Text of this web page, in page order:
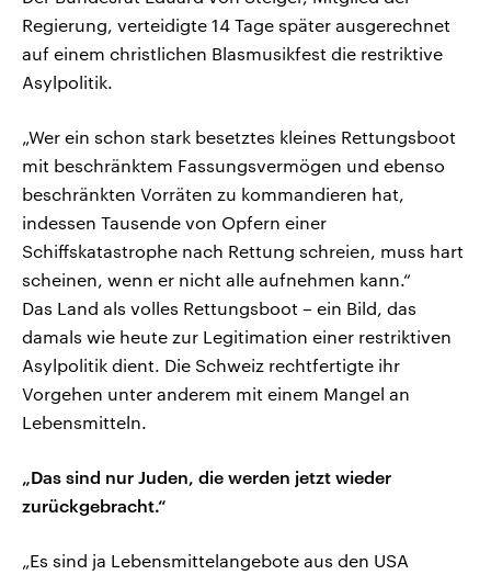
Regierung, verteidigte 14 Tage später ausgerechnet
auf einem christlichen Blasmusikfest die restriktive
Asylpolitik.
„Wer ein schon stark besetztes kleines Rettungsboot
mit beschränktem Fassungsvermögen und ebenso
beschränkten Vorräten zu kommandieren hat,
indessen Tausende von Opfern einer
Schiffskatastrophe nach Rettung schreien, muss hart
scheinen, wenn er nicht alle aufnehmen kann.“
Das Land als volles Rettungsboot – ein Bild, das
damals wie heute zur Legitimation einer restriktiven
Asylpolitik dient. Die Schweiz rechtfertigte ihr
Vorgehen unter anderem mit einem Mangel an
Lebensmitteln.
„Das sind nur Juden, die werden jetzt wieder
zurückgebracht.“
„Es sind ja Lebensmittelangebote aus den USA